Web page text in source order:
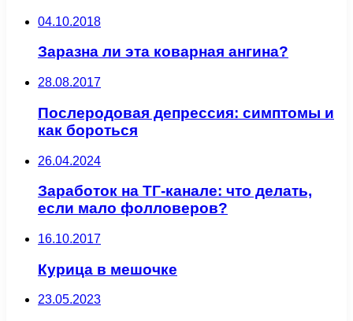
04.10.2018
Заразна ли эта коварная ангина?
28.08.2017
Послеродовая депрессия: симптомы и
как бороться
26.04.2024
Заработок на ТГ-канале: что делать,
если мало фолловеров?
16.10.2017
Курица в мешочке
23.05.2023